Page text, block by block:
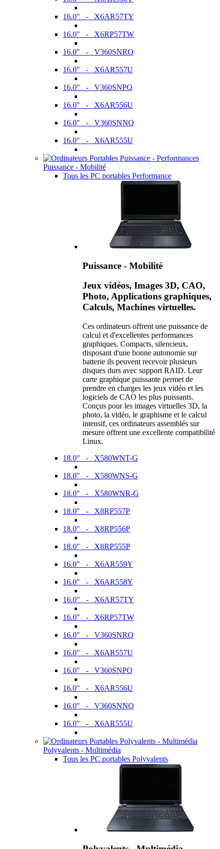
16.0" - X6AR57TY
16.0" - X6RP57TW
16.0" - V360SNRQ
16.0" - X6AR557U
16.0" - V360SNPQ
16.0" - X6AR556U
16.0" - V360SNNQ
16.0" - X6AR555U
Puissance - Mobilité
Tous les PC portables Performance
Puissance - Mobilité
Jeux vidéos, Images 3D, CAO,
Photo, Applications graphiques,
Calculs, Machines virtuelles.
Ces ordinateurs offrent une puissance de
calcul et d'excellentes performances
graphiques. Compacts, silencieux,
disposant d'une bonne autonomie sur
batterie ils peuvent recevoir plusieurs
disques durs avec support RAID. Leur
carte graphique puissante permet de
prendre en charges les jeux vidéo et les
logiciels de CAO les plus puissants.
Conçus pour les images virtuelles 3D, la
photo, la vidéo, le graphisme et le calcul
intensif, ces ordinateurs assemblés sur
mesure offrent une excellente compatibilité
Linux.
18.0" - X580WNT-G
18.0" - X580WNS-G
18.0" - X580WNR-G
18.0" - X8RP557P
18.0" - X8RP556P
18.0" - X8RP555P
16.0" - X6AR559Y
16.0" - X6AR558Y
16.0" - X6AR57TY
16.0" - X6RP57TW
16.0" - V360SNRQ
16.0" - X6AR557U
16.0" - V360SNPQ
16.0" - X6AR556U
16.0" - V360SNNQ
16.0" - X6AR555U
Polyvalents - Multimédia
Tous les PC portables Polyvalents